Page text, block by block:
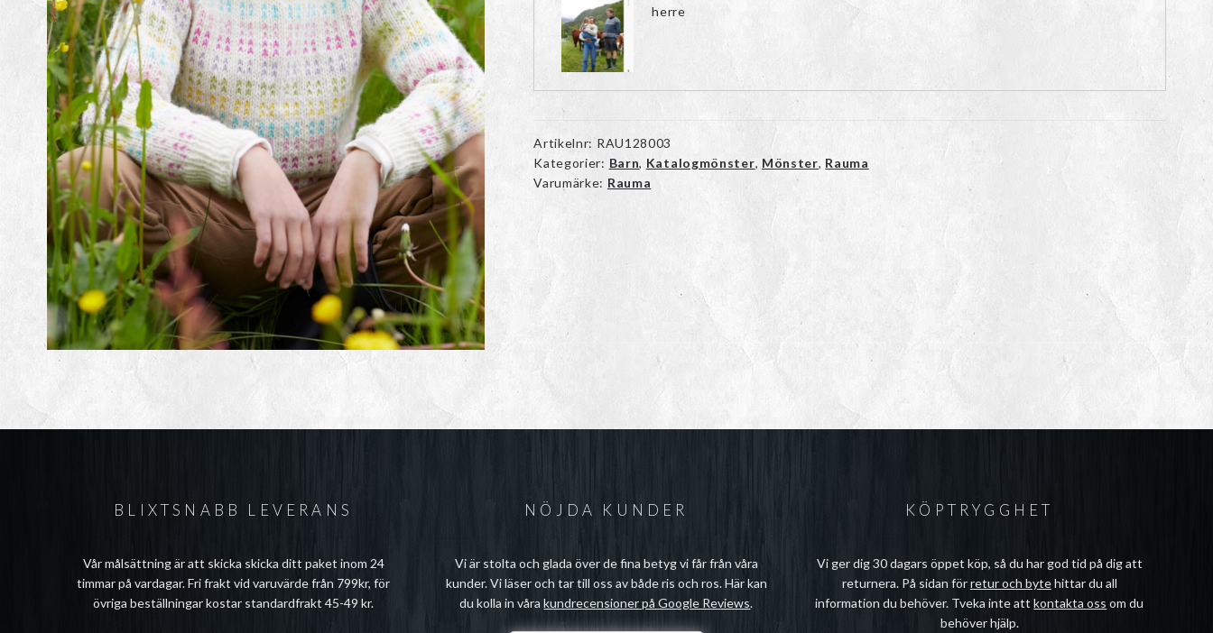
herre
Artikelnr: RAU128003
Kategorier: Barn, Katalogmönster, Mönster, Rauma
Varumärke: Rauma
BLIXTSNABB LEVERANS
Vår målsättning är att skicka skicka ditt paket inom 24
timmar på vardagar. Fri frakt vid varuvärde från 799kr, för
övriga beställningar kostar standardfrakt 45-49 kr.
NÖJDA KUNDER
Vi är stolta och glada över de fina betyg vi får från våra
kunder. Vi läser och tar till oss av både ris och ros. Här kan
du kolla in vårakundrecensioner på Google Reviews.
KÖPTRYGGHET
Vi ger dig 30 dagars öppet köp, så du har god tid på dig att
returnera. På sidan förretur och bytehittar du all
information du behöver. Tveka inte attkontakta oss om du
behöver hjälp.